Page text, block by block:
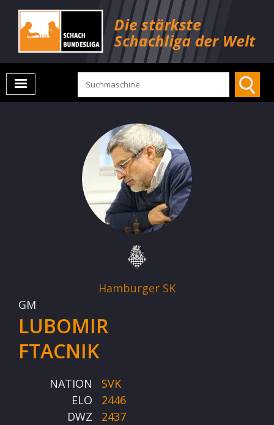
Hamburger SK
GM
LUBOMIR
FTACNIK
NATION
SVK
ELO
2446
DWZ
2437